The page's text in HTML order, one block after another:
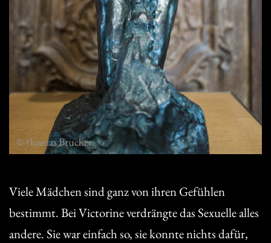
Viele Mädchen sind ganz von ihren Gefühlen
bestimmt. Bei Victorine verdrängte das Sexuelle alles
andere. Sie war einfach so, sie konnte nichts dafür,